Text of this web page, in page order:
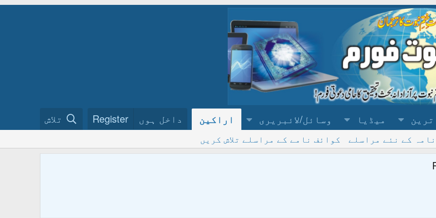
میڈیا وسائل/لائبریری اراکین داخل ہوں Register تلاش
کے نئے مراسلے کوائف نامے کے مراسلے تلاش کریں